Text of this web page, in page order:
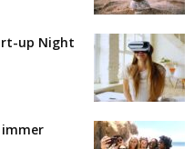
up Night
immer